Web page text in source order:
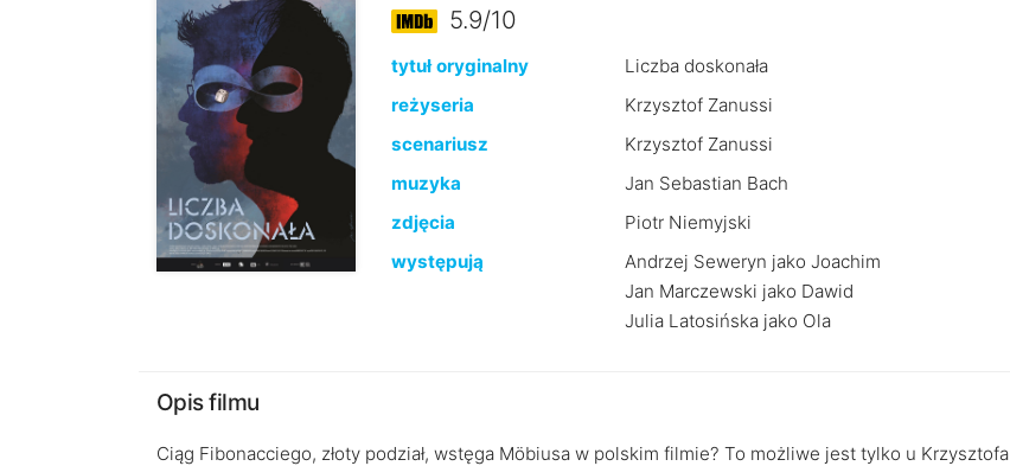
5.9/10
tytuł oryginalny
Liczba doskonała
reżyseria
Krzysztof Zanussi
scenariusz
Krzysztof Zanussi
muzyka
Jan Sebastian Bach
zdjęcia
Piotr Niemyjski
występują
Andrzej Seweryn jako Joachim
Jan Marczewski jako Dawid
Julia Latosińska jako Ola
Opis filmu
Ciąg Fibonacciego, złoty podział, wstęga Möbiusa w polskim filmie? To możliwe jest tylko u Krzysztofa